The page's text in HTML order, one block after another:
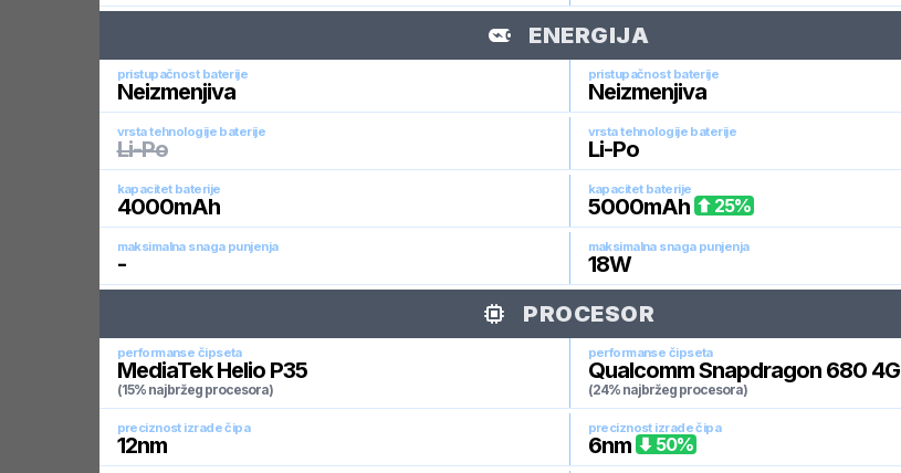
ENERGIJA
pristupačnost baterije
Neizmenjiva
pristupačnost baterije
Neizmenjiva
vrsta tehnologije baterije
Li-Po
vrsta tehnologije baterije
Li-Po
kapacitet baterije
4000mAh
kapacitet baterije
5000mAh 25%
maksimalna snaga punjenja
-
maksimalna snaga punjenja
18W
PROCESOR
performanse čipseta
MediaTek Helio P35
(15% najbržeg procesora)
performanse čipseta
Qualcomm Snapdragon 680 4G
(24% najbržeg procesora)
preciznost izrade čipa
12nm
preciznost izrade čipa
6nm 50%